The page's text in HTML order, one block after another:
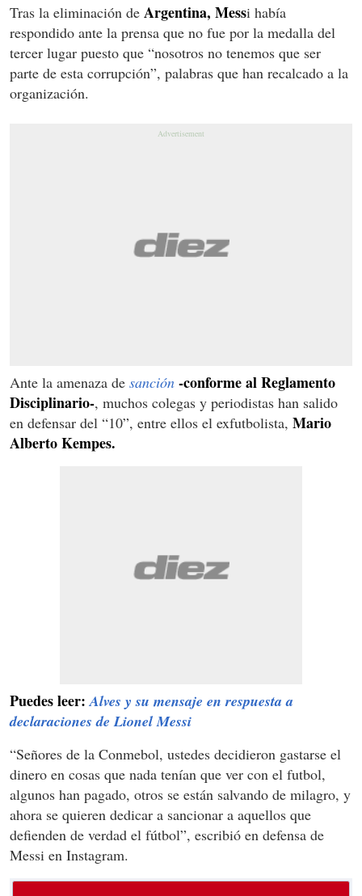
Tras la eliminación de Argentina, Messi había
respondido ante la prensa que no fue por la medalla del
tercer lugar puesto que “nosotros no tenemos que ser
parte de esta corrupción”, palabras que han recalcado a la
organización.
Ante la amenaza de sanción -conforme al Reglamento
Disciplinario-, muchos colegas y periodistas han salido
en defensar del “10”, entre ellos el exfutbolista, Mario
Alberto Kempes.
Puedes leer:Alves y su mensaje en respuesta a
declaraciones de Lionel Messi
“Señores de la Conmebol, ustedes decidieron gastarse el
dinero en cosas que nada tenían que ver con el futbol,
algunos han pagado, otros se están salvando de milagro, y
ahora se quieren dedicar a sancionar a aquellos que
defienden de verdad el fútbol”, escribió en defensa de
Messi en Instagram.